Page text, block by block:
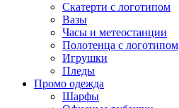
Скатерти с логотипом
Вазы
Часы и метеостанции
Полотенца с логотипом
Игрушки
Пледы
Промо одежда
Шарфы